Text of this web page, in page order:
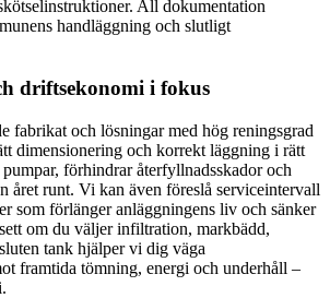
All dokumentation
handläggning och slutligt
driftsekonomi i fokus
fabrikat och lösningar med hög reningsgrad
dimensionering och korrekt läggning i rätt
förhindrar återfyllnadsskador och
året runt. Vi kan även föreslå serviceintervall
som förlänger anläggningens liv och sänker
om du väljer infiltration, markbädd,
tank hjälper vi dig väga
framtida tömning, energi och underhåll –